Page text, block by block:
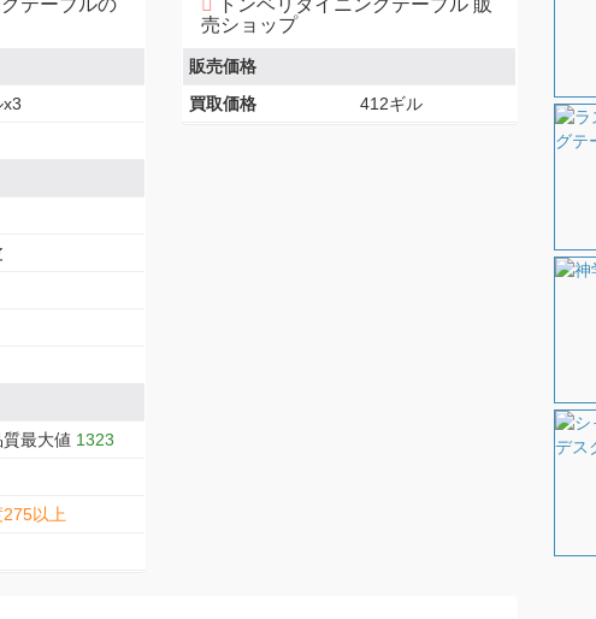
質最大値 1323
以上
売ショップ
販売価格
買取価格
412ギル